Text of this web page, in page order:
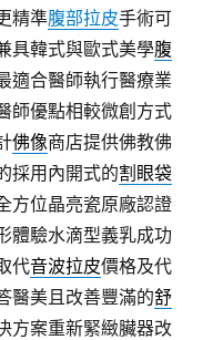
精準腹部拉皮手術可
具韓式與歐式美學腹
適合醫師執行醫療業
師優點相較微創方式
佛像商店提供佛教佛
採用內開式的割眼袋
方位晶亮瓷原廠認證
體驗水滴型義乳成功
代音波拉皮價格及代
醫美且改善豐滿的舒
方案重新緊緻臟器改